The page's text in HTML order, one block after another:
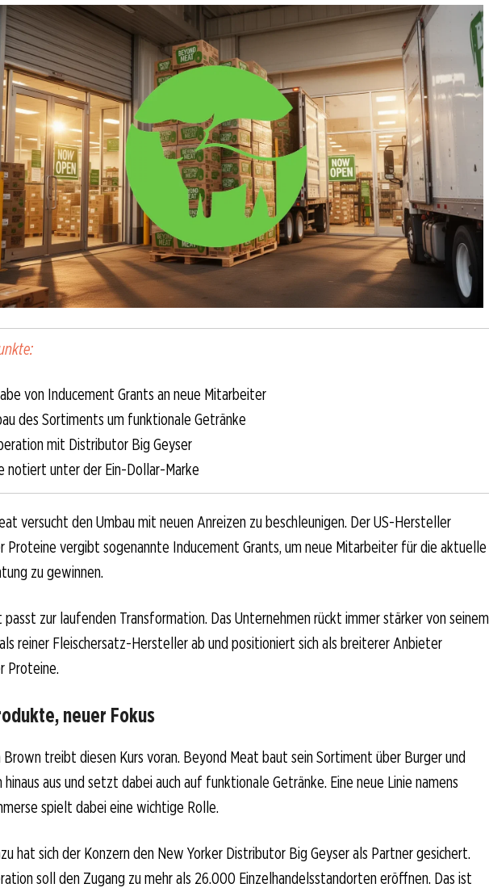
von Inducement Grants an neue Mitarbeiter
des Sortiments um funktionale Getränke
mit Distributor Big Geyser
notiert unter der Ein-Dollar-Marke
versucht den Umbau mit neuen Anreizen zu beschleunigen. Der US-Hersteller
Proteine vergibt sogenannte Inducement Grants, um neue Mitarbeiter für die aktuelle
zu gewinnen.
passt zur laufenden Transformation. Das Unternehmen rückt immer stärker von seinem
reiner Fleischersatz-Hersteller ab und positioniert sich als breiterer Anbieter
Proteine.
neuer Fokus
Brown treibt diesen Kurs voran. Beyond Meat baut sein Sortiment über Burger und
aus und setzt dabei auch auf funktionale Getränke. Eine neue Linie namens
spielt dabei eine wichtige Rolle.
hat sich der Konzern den New Yorker Distributor Big Geyser als Partner gesichert.
soll den Zugang zu mehr als 26.000 Einzelhandelsstandorten eröffnen. Das ist